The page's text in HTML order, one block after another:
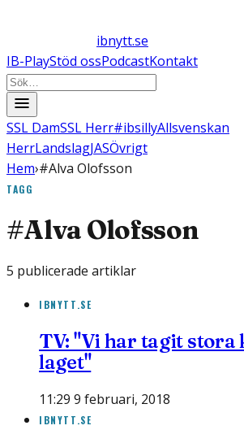
ibnytt.se
IB-PlayStöd ossPodcastKontakt
SSL DamSSL Herr#ibsillyAllsvenskan
HerrLandslagJASÖvrigt
Hem›#Alva Olofsson
TAGG
#Alva Olofsson
5 publicerade artiklar
IBNYTT.SE
TV: "Vi har tagit stora
laget"
11:29 9 februari, 2018
IBNYTT.SE